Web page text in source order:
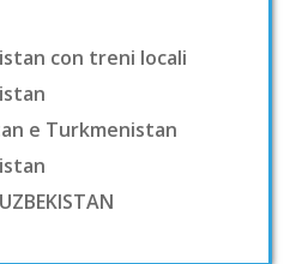
con treni locali
e Turkmenistan